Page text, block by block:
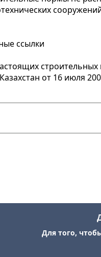
ссылки
от 16 июля
Для того,